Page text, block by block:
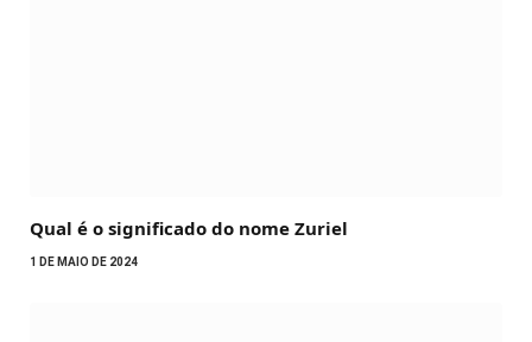
Qual é o significado do nome Zuriel
1 DE MAIO DE 2024